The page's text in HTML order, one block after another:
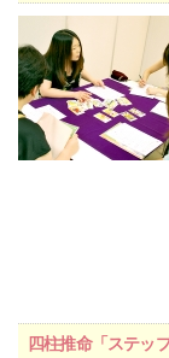
四柱推命「ステッ